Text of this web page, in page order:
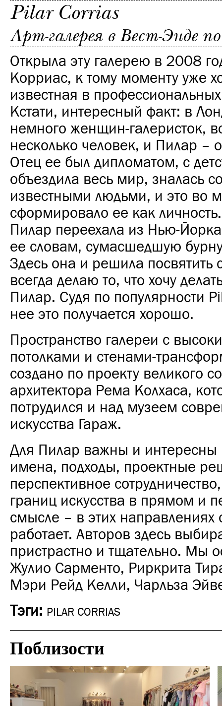
Pilar Corrias
Арт-галерея в Вест-Энде
Открыла эту галерею в 2008
Корриас, к тому моменту уже
известная в профессиональных
Кстати, интересный факт: в
немного женщин-галеристок,
несколько человек, и Пилар –
Отец ее был дипломатом, с
объездила весь мир, зналась
известными людьми, и это во
сформировало ее как
Пилар переехала из Нью-
ее словам, сумасшедшую
Здесь она и решила посвятить
всегда делаю то, что хочу
Пилар. Судя по популярности
нее это получается хорошо.
Пространство галереи с
потолками и стенами-
создано по проекту великого
архитектора Рема Колхаса,
потрудился и над музеем
искусства Гараж.
Для Пилар важны и
имена, подходы, проектные
перспективное
границ искусства в прямом и
смысле – в этих направлениях
работает. Авторов здесь
пристрастно и тщательно. Мы
Жулио Сарменто, Риркрита
Мэри Рейд Келли, Чарльза
Тэги: PILAR CORRIAS
Поблизости